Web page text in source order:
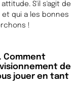
S'il s'agit de
et qui a les bonnes
!
Comment
de
jouer en tant